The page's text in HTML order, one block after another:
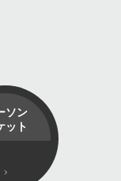
ソン
ット